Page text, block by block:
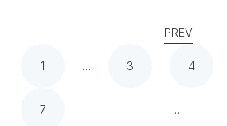
PREV
1 … 3 4
7 …